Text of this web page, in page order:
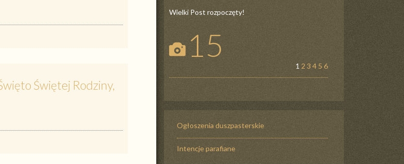
Świętej Rodziny,
Wielki Post rozpoczęty!
15
1 2 3 4 5 6
Ogłoszenia duszpasterskie
Intencje parafiane